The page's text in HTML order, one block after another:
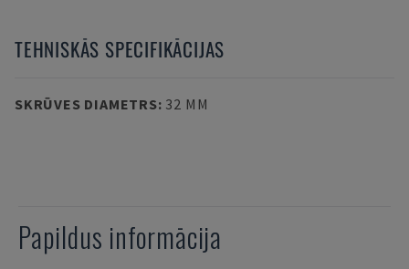
TEHNISKĀS SPECIFIKĀCIJAS
SKRŪVES DIAMETRS: 32 MM
Papildus informācija